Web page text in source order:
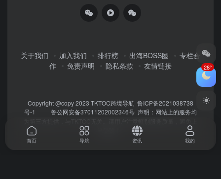
关于我们 加入我们 排行榜 出海BOSS圈
专栏合
作
免责声明 隐私条款 友情链接
Copyright @copy 2023 TKTOC跨境导航 鲁ICP备2021038738
号-1
鲁公网安备37011202002346号 声明：网站上的服务均
28°
首页 导航 资讯 我的